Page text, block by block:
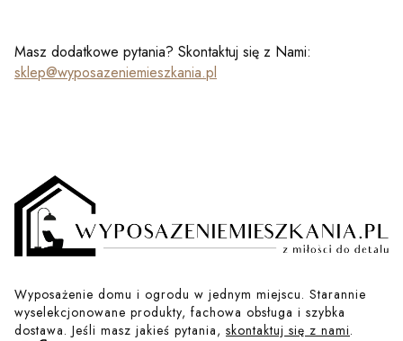
Masz dodatkowe pytania? Skontaktuj się z Nami:
sklep@wyposazeniemieszkania.pl
Wyposażenie domu i ogrodu w jednym miejscu. Starannie
wyselekcjonowane produkty, fachowa obsługa i szybka
dostawa. Jeśli masz jakieś pytania, skontaktuj się z nami.